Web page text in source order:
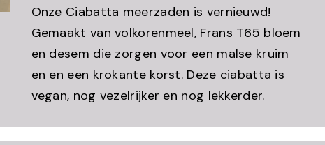
Onze Ciabatta meerzaden is vernieuwd!
Gemaakt van volkorenmeel, Frans T65 bloem
en desem die zorgen voor een malse kruim
en en een krokante korst. Deze ciabatta is
vegan, nog vezelrijker en nog lekkerder.